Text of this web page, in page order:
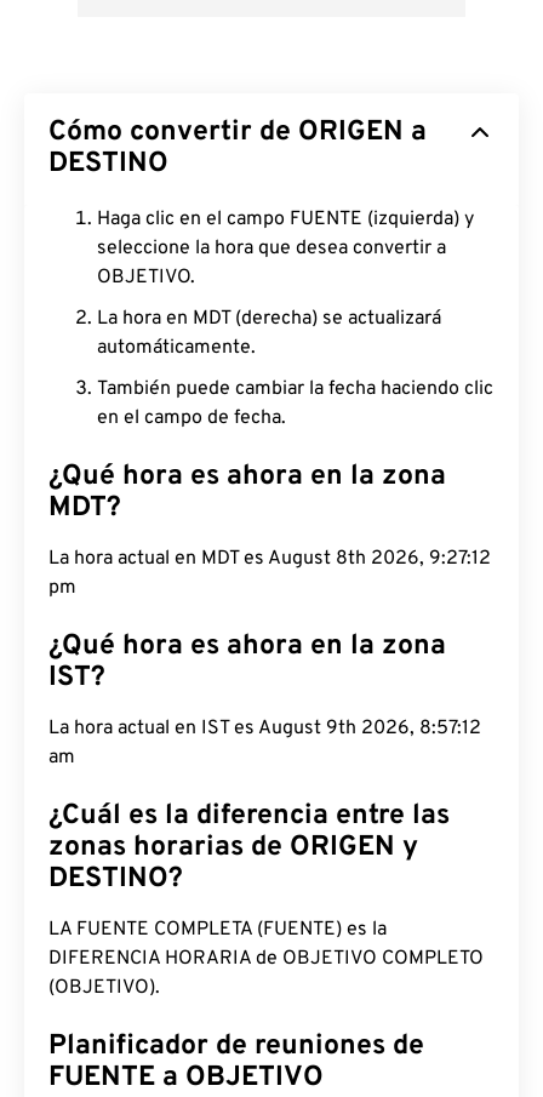
Cómo convertir de ORIGEN a
DESTINO
Haga clic en el campo FUENTE (izquierda) y
seleccione la hora que desea convertir a
OBJETIVO.
La hora en MDT (derecha) se actualizará
automáticamente.
También puede cambiar la fecha haciendo clic
en el campo de fecha.
¿Qué hora es ahora en la zona
MDT?
La hora actual en MDT es August 8th 2026, 9:27:13
pm
¿Qué hora es ahora en la zona
IST?
La hora actual en IST es August 9th 2026, 8:57:13
am
¿Cuál es la diferencia entre las
zonas horarias de ORIGEN y
DESTINO?
LA FUENTE COMPLETA (FUENTE) es la
DIFERENCIA HORARIA de OBJETIVO COMPLETO
(OBJETIVO).
Planificador de reuniones de
FUENTE a OBJETIVO